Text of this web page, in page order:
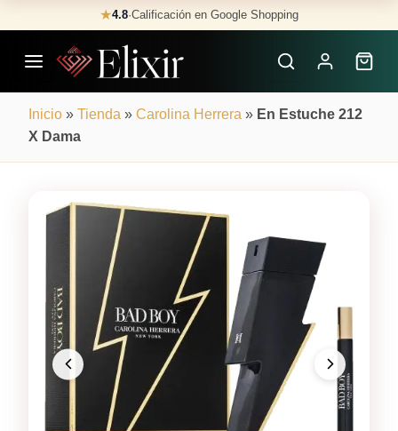
to
content
★4.8·Calificación en Google Shopping
Inicio » Tienda » Carolina Herrera » En Estuche 212
X Dama